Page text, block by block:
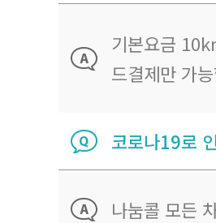
기본요금
드결제만 가
코로나19로
나눔콜 모든